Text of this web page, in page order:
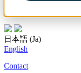
日本語 (Ja)
English
Contact